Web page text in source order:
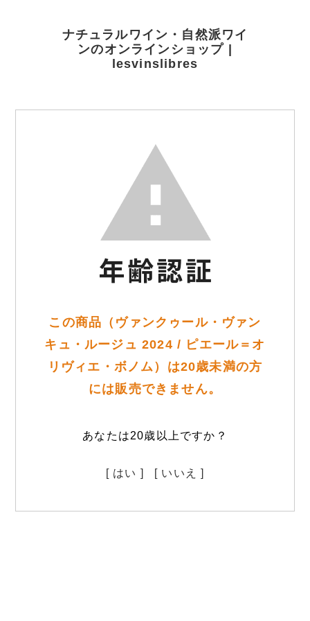
ナチュラルワイン・自然派ワイ
ンのオンラインショップ |
lesvinslibres
この商品（ヴァンクゥール・ヴァン
キュ・ルージュ 2024 / ピエール＝オ
リヴィエ・ボノム）は20歳未満の方
には販売できません。
あなたは20歳以上ですか？
[ はい ] [ いいえ ]